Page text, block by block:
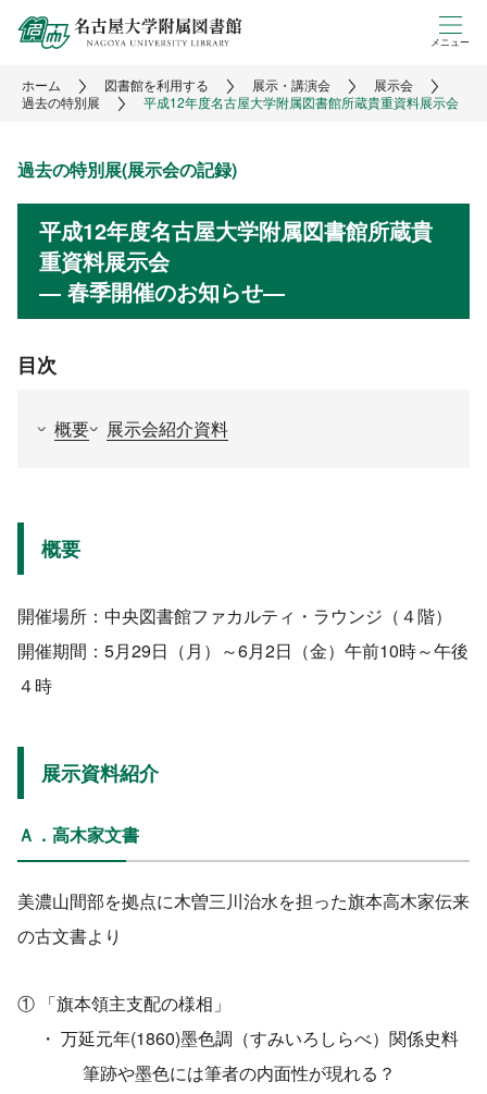
メニュー
ホーム 図書館を利用する 展示・講演会
展示会
過去の特別展
平成12年度名古屋大学附属図書館所蔵貴重資料展示会
過去の特別展(展示会の記録)
平成12年度名古屋大学附属図書館所蔵貴
重資料展示会
― 春季開催のお知らせ―
目次
概要 展示会紹介資料
概要
開催場所：中央図書館ファカルティ・ラウンジ（４階）
開催期間：5月29日（月）～6月2日（金）午前10時～午後
４時
展示資料紹介
Ａ．高木家文書
美濃山間部を拠点に木曽三川治水を担った旗本高木家伝来
の古文書より
① 「旗本領主支配の様相」
・ 万延元年(1860)墨色調（すみいろしらべ）関係史料
筆跡や墨色には筆者の内面性が現れる？